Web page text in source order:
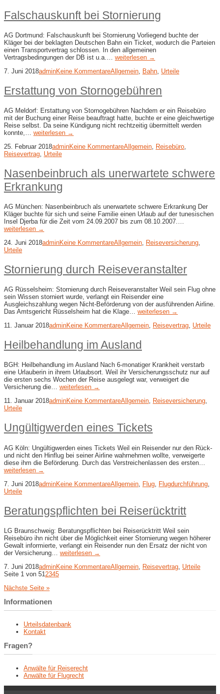
Falschauskunft bei Stornierung
AG Dortmund: Falschauskunft bei Stornierung Vorliegend buchte der
Kläger bei der beklagten Deutschen Bahn ein Ticket, wodurch die Parteien
einen Transportvertrag schlossen. In den allgemeinen
Vertragsbedingungen der DB ist u.a.… weiterlesen →
7. Juni 2018adminKeine KommentareAllgemein Bahn Urteile
Erstattung von Stornogebühren
AG Meldorf: Erstattung von Stornogebühren Nachdem er ein Reisebüro
mit der Buchung einer Reise beauftragt hatte, buchte er eine gleichwertige
Reise selbst. Da seine Kündigung nicht rechtzeitig übermittelt werden
konnte,… weiterlesen →
25. Februar 2018adminKeine KommentareAllgemein Reisebüro
Reisevertrag Urteile
Nasenbeinbruch als unerwartete schwere
Erkrankung
AG München: Nasenbeinbruch als unerwartete schwere Erkrankung Der
Kläger buchte für sich und seine Familie einen Urlaub auf der tunesischen
Insel Djerba für die Zeit vom 24.09.2007 bis zum 08.10.2007.…
weiterlesen →
24. Juni 2018adminKeine KommentareAllgemein, Reiseversicherung,
Urteile
Stornierung durch Reiseveranstalter
AG Rüsselsheim: Stornierung durch Reiseveranstalter Weil sein Flug ohne
sein Wissen storniert wurde, verlangt ein Reisender eine
Ausgleichszahlung wegen Nicht-Beförderung von der ausführenden Airline.
Das Amtsgericht Rüsselsheim hat die Klage… weiterlesen →
11. Januar 2018adminKeine KommentareAllgemein, Reisevertrag, Urteile
Heilbehandlung im Ausland
BGH: Heilbehandlung im Ausland Nach 6-monatiger Krankheit verstarb
eine Urlauberin in ihrem Urlaubsort. Weil ihr Versicherungsschutz nur auf
die ersten sechs Wochen der Reise ausgelegt war, verweigert die
Versicherung die… weiterlesen →
11. Januar 2018adminKeine KommentareAllgemein, Reiseversicherung,
Urteile
Ungültigwerden eines Tickets
AG Köln: Ungültigwerden eines Tickets Weil ein Reisender nur den Rück-
und nicht den Hinflug bei seiner Airline wahrnehmen wollte, verweigerte
diese ihm die Beförderung. Durch das Verstreichenlassen des ersten…
weiterlesen →
7. Juni 2018adminKeine KommentareAllgemein Flug Flugdurchführung
Urteile
Beratungspflichten bei Reiserücktritt
LG Braunschweig: Beratungspflichten bei Reiserücktritt Weil sein
Reisebüro ihn nicht über die Möglichkeit einer Stornierung wegen höherer
Gewalt informierte, verlangt ein Reisender nun den Ersatz der nicht von
der Versicherung… weiterlesen →
7. Juni 2018adminKeine KommentareAllgemein Reisevertrag Urteile
Seite 1 von 51 2345
Nächste Seite »
Informationen
Urteilsdatenbank
Kontakt
Fragen?
Anwälte für Reiserecht
Anwälte für Flugrecht